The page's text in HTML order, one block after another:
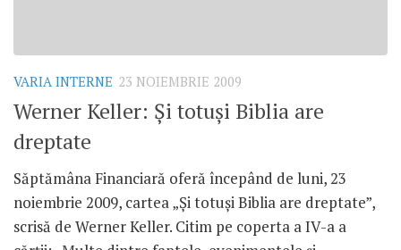
VARIA INTERNE 23 NOIEMBRIE 2009
Werner Keller: Şi totuşi Biblia are
dreptate
Săptămâna Financiară oferă începând de luni, 23
noiembrie 2009, cartea „Şi totuşi Biblia are dreptate”,
scrisă de Werner Keller. Citim pe coperta a IV-a a